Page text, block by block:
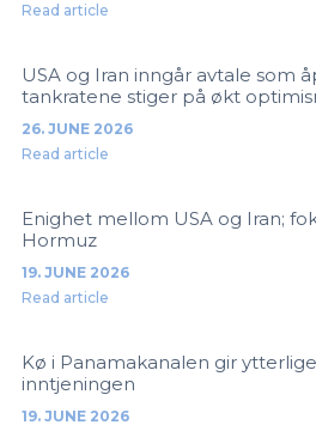
Read article
USA og Iran inngår avtale som
tankratene stiger på økt
26. JUNE 2026
Read article
Enighet mellom USA og Iran;
Hormuz
19. JUNE 2026
Read article
Kø i Panamakanalen gir
inntjeningen
19. JUNE 2026